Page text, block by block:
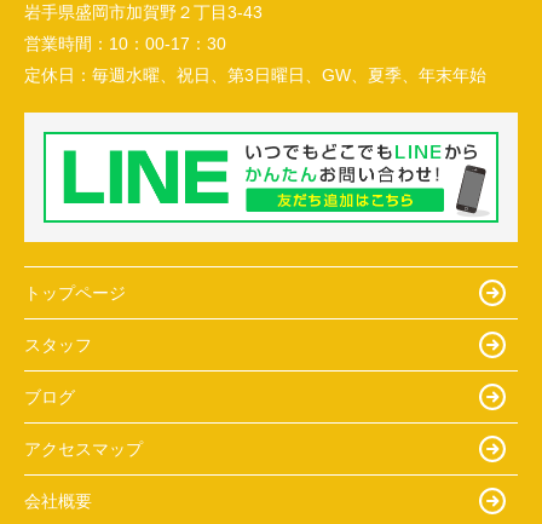
岩手県盛岡市加賀野２丁目3-43
営業時間： 10：00-17：30
定休日： 毎週水曜、祝日、第3日曜日、GW、夏季、年末年始
トップページ
スタッフ
ブログ
アクセスマップ
会社概要